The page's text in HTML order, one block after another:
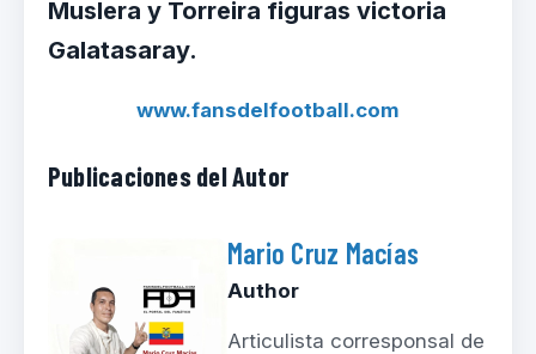
Muslera y Torreira figuras victoria
Galatasaray.
www.fansdelfootball.com
Publicaciones del Autor
Mario Cruz Macías
Author
Articulista corresponsal de